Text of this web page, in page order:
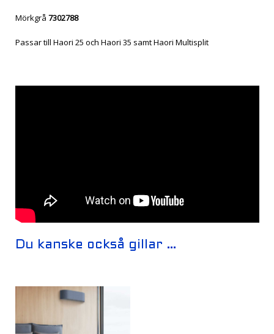
Mörkgrå 7302788
Passar till Haori 25 och Haori 35 samt Haori Multisplit
Du kanske också gillar …